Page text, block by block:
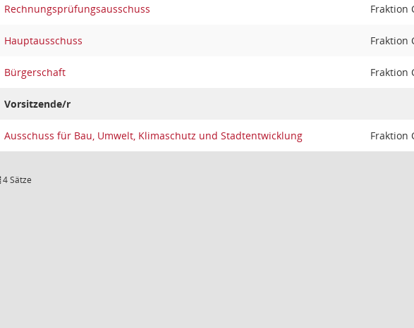
Rechnungsprüfungsausschuss Fraktion
Hauptausschuss Fraktion
Bürgerschaft Fraktion
Vorsitzende/r
Ausschuss für Bau, Umwelt, Klimaschutz und Stadtentwicklung Fraktion
4 Sätze